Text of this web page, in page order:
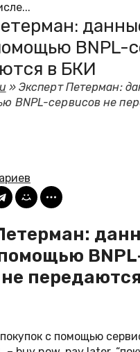
BNPL-
в БКИ
» Эксперт Петерман:
BNPL-сервисов не
не
с помощью